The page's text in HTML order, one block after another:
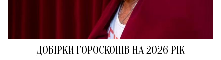
ДОБІРКИ ГОРОСКОПІВ НА 2026 РІК